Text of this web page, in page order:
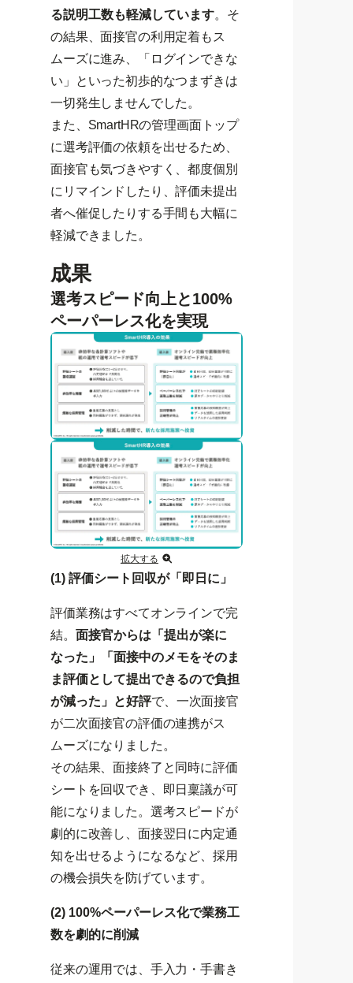
る説明工数も軽減しています。そ
の結果、面接官の利用定着もス
ムーズに進み、「ログインできな
い」といった初歩的なつまずきは
一切発生しませんでした。
また、SmartHRの管理画面トップ
に選考評価の依頼を出せるため、
面接官も気づきやすく、都度個別
にリマインドしたり、評価未提出
者へ催促したりする手間も大幅に
軽減できました。
成果
選考スピード向上と100%
ペーパーレス化を実現
拡大する
(1) 評価シート回収が「即日に」
評価業務はすべてオンラインで完
結。 面接官からは「提出が楽に
なった」「面接中のメモをそのま
ま評価として提出できるので負担
が減った」と好評で、一次面接官
が二次面接官の評価の連携がス
ムーズになりました。
その結果、面接終了と同時に評価
シートを回収でき、即日稟議が可
能になりました。選考スピードが
劇的に改善し、面接翌日に内定通
知を出せるようになるなど、採用
の機会損失を防げています。
(2) 100%ペーパーレス化で業務工
数を劇的に削減
従来の運用では、手入力・手書き